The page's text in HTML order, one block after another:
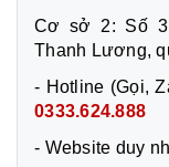
Cơ sở 2: Số 3
Thanh Lương,
- Hotline (Gọi,
0333.624.888
- Website duy